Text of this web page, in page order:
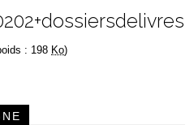
: 198 Ko)